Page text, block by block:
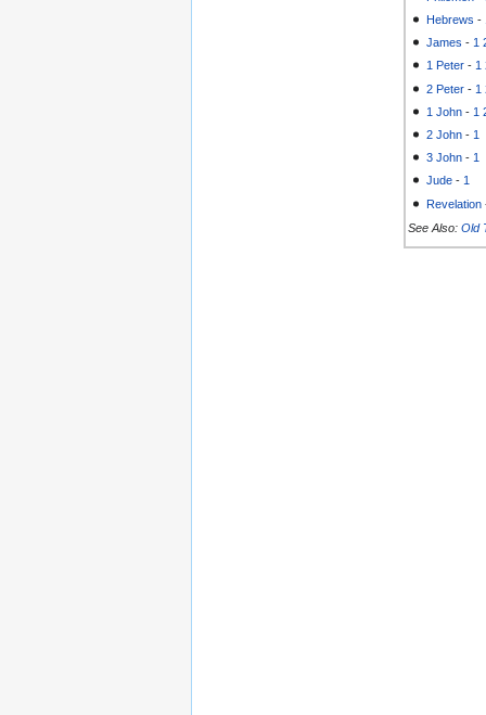
Hebrews -
James - 1
1 Peter - 1
2 Peter - 1
1 John - 1
2 John - 1
3 John - 1
Jude - 1
Revelation
See Also: Old